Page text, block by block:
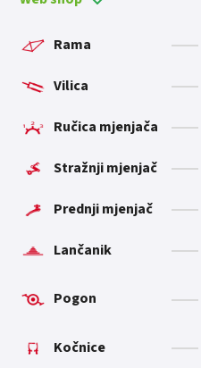
Rama
Vilica
Ručica mjenjača
Stražnji mjenjač
Prednji mjenjač
Lančanik
Pogon
Kočnice